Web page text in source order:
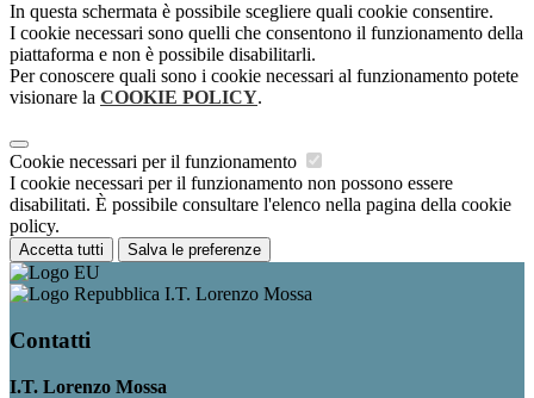
In questa schermata è possibile scegliere quali cookie consentire.
I cookie necessari sono quelli che consentono il funzionamento della
piattaforma e non è possibile disabilitarli.
Per conoscere quali sono i cookie necessari al funzionamento potete
visionare la COOKIE POLICY.
Cookie necessari per il funzionamento
I cookie necessari per il funzionamento non possono essere
disabilitati. È possibile consultare l'elenco nella pagina della cookie
policy.
Accetta tutti Salva le preferenze
I.T. Lorenzo Mossa
Contatti
I.T. Lorenzo Mossa